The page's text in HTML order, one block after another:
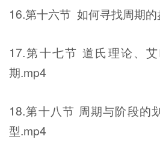
16.第十六节 如何寻找周期
17.第十七节 道氏理论、
期.mp4
18.第十八节 周期与阶段的
型.mp4